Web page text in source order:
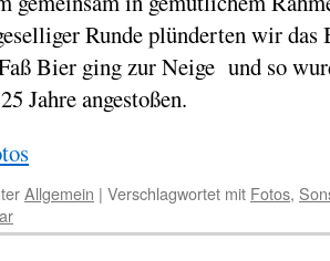
Runde plünderten wir das
Bier ging zur Neige und so
Jahre angestoßen.
Allgemein | Verschlagwortet mit Fotos,